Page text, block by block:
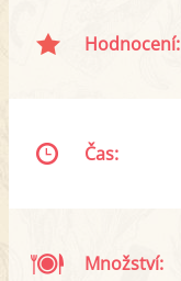
Hodnocení:
Čas:
Množství: